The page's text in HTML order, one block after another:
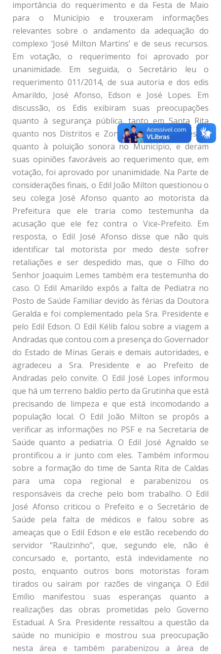
importância do requerimento e da Festa de Maio
para o Município e trouxeram informações
relevantes sobre o andamento da adequação do
complexo ‘José Milton Martins’ e de seus recursos.
Em votação, o requerimento foi aprovado por
unanimidade. Em seguida, o Secretário leu o
requerimento 011/2014, de sua autoria e dos edis
Amarildo, José Afonso, Edson e José Lopes. Em
discussão, os Edis exibiram suas preocupações
quanto à segurança pública, tanto em Santa Rita
quanto nos Distritos e Zona Rural, seus protestos
quanto à poluição sonora no Município, e deram
suas opiniões favoráveis ao requerimento que, em
votação, foi aprovado por unanimidade. Na Parte de
considerações finais, o Edil João Milton questionou o
seu colega José Afonso quanto ao motorista da
Prefeitura que ele traria como testemunha da
acusação que ele fez contra o Vice-Prefeito. Em
resposta, o Edil José Afonso disse que não quis
identificar tal motorista por medo deste sofrer
retaliações e ser despedido mas, que o Filho do
Senhor Joaquim Lemes também era testemunha do
caso. O Edil Amarildo expôs a falta de Pediatra no
Posto de Saúde Familiar devido às férias da Doutora
Geralda e foi complementado pela Sra. Presidente e
pelo Edil Edson. O Edil Kélib falou sobre a viagem a
Andradas que contou com a presença do Governador
do Estado de Minas Gerais e demais autoridades, e
agradeceu a Sra. Presidente e ao Prefeito de
Andradas pelo convite. O Edil José Lopes informou
que há um terreno baldio perto da Grutinha que está
precisando de limpeza e que está incomodando a
população local. O Edil João Milton se propôs a
verificar as informações no PSF e na Secretaria de
Saúde quanto a pediatria. O Edil José Agnaldo se
prontificou a ir junto com eles. Também informou
sobre a formação do time de Santa Rita de Caldas
para uma copa regional e parabenizou os
responsáveis da creche pelo bom trabalho. O Edil
José Afonso criticou o Prefeito e o Secretário de
Saúde pela falta de médicos e falou sobre as
ameaças que o Edil Edson e ele estão recebendo do
servidor “Raulzinho”, que, segundo ele, não é
concursado e, portanto, está indevidamente no
posto, enquanto outros bons motoristas foram
tirados ou saíram por razões de vingança. O Edil
Emílio manifestou suas esperanças quanto a
realizações das obras prometidas pelo Governo
Estadual. A Sra. Presidente ressaltou a questão da
saúde no município e mostrou sua preocupação
nesta área e também parabenizou a área de